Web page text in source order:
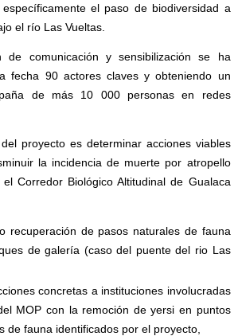
el paso de biodiversidad a
el río Las Vueltas.
de comunicación y sensibilización se ha
fecha 90 actores claves y obteniendo un
de más 10 000 personas en redes
proyecto es determinar acciones viables
la incidencia de muerte por atropello
Corredor Biológico Altitudinal de Gualaca
recuperación de pasos naturales de fauna
de galería (caso del puente del rio Las
concretas a instituciones involucradas
MOP con la remoción de yersi en puntos
de fauna identificados por el proyecto,